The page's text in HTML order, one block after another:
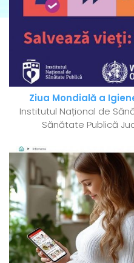
Ziua Mondială a
Institutul Național de
Sănătate Publică